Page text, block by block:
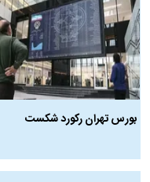
بورس تهران رکورد شکست